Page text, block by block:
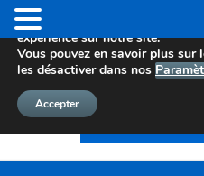
Nous utilisons des cookies pour
expérience sur notre site.
Vous pouvez en savoir plus
les désactiver dans nos
Accepter